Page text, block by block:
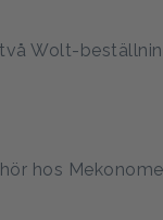
Wolt-
hos